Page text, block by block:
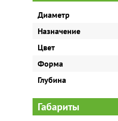
Диаметр
Назначение
Цвет
Форма
Глубина
Габариты